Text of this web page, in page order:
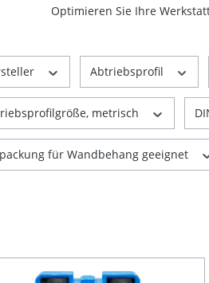
Optimieren Sie Ihre
Abtriebsprofil
metrisch
für Wandbehang geeignet